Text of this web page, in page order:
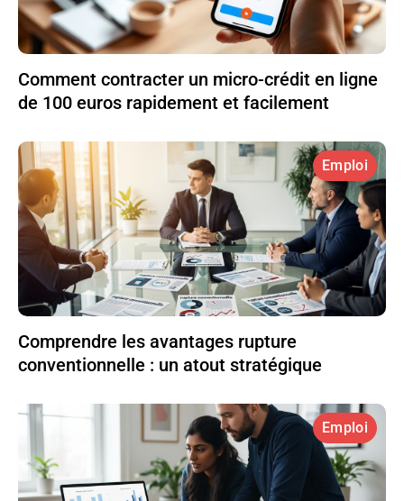
Comment contracter un micro-crédit en ligne
de 100 euros rapidement et facilement
Emploi
Comprendre les avantages rupture
conventionnelle : un atout stratégique
Emploi